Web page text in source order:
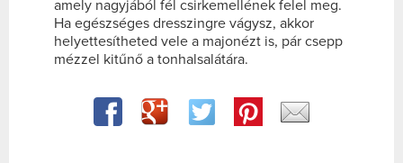
amely nagyjából fél csirkemellének felel meg.
Ha egészséges dresszingre vágysz, akkor
helyettesítheted vele a majonézt is, pár csepp
mézzel kitűnő a tonhalsalátára.